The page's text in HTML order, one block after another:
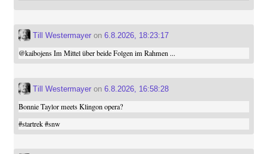
Till Westermayeron 6.8.2026, 18:23:17
@kaibojensIm Mittel über beide Folgen im Rahmen ...
Till Westermayeron 6.8.2026, 16:58:28
Bonnie Taylor meets Klingon opera?
#startrek #snw